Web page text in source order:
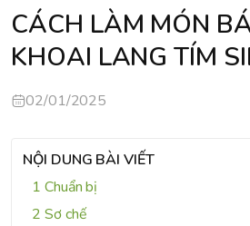
CÁCH LÀM MÓN
KHOAI LANG TÍM
02/01/2025
NỘI DUNG BÀI VIẾT
Chuẩn bị
Sơ chế